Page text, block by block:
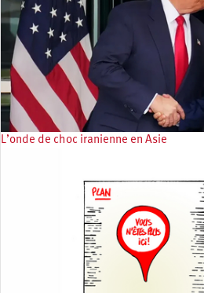
L’onde de choc iranienne en Asie